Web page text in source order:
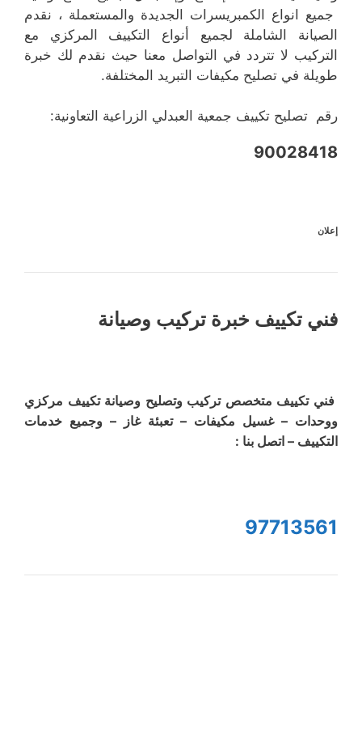
جميع انواع الكمبريسرات الجديدة والمستعملة ، نقدم
الصيانة الشاملة لجميع أنواع التكييف المركزي مع
التركيب لا تتردد في التواصل معنا حيث نقدم لك خبرة
طويلة في تصليح مكيفات التبريد المختلفة.
رقم تصليح تكييف جمعية العبدلي الزراعية التعاونية:
90028418
إعلان
فني تكييف خبرة تركيب وصيانة
فني تكييف متخصص تركيب وتصليح وصيانة تكييف مركزي
ووحدات – غسيل مكيفات – تعبئة غاز – وجميع خدمات
التكييف – اتصل بنا :
97713561